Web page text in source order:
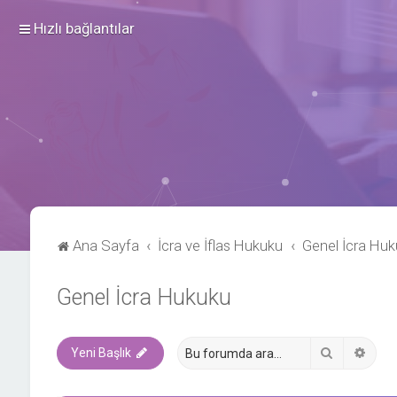
Hızlı bağlantılar
Ana Sayfa İcra ve İflas Hukuku Genel İcra
Genel İcra Hukuku
Yeni Başlık